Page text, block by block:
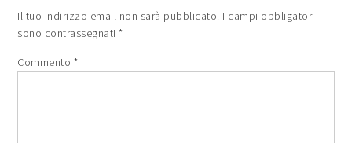
Il tuo indirizzo email non sarà pubblicato. I campi obbligatori
sono contrassegnati*
Commento *